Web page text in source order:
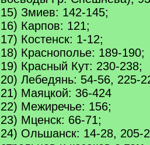
15) Змиев: 142-145;
16) Карпов: 121;
17) Костенск: 1-12;
18) Краснополье: 189-190;
19) Красный Кут: 230-238;
20) Лебедянь: 54-56, 225-
21) Маяцкой: 36-424
22) Межиречье: 156;
23) Мценск: 66-71;
24) Ольшанск: 14-28, 205-